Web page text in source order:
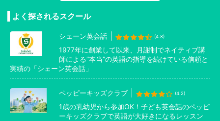
よく探されるスクール
シェーン英会話 (4.8)
1977年に創業して以来、月謝制でネイティブ講
師による”本当”の英語の指導を続けている信頼と
実績の「シェーン英会話」
ペッピーキッズクラブ (4.2)
1歳の乳幼児から参加OK！子ども英会話のペッピ
ーキッズクラブで英語が大好きになるレッスン